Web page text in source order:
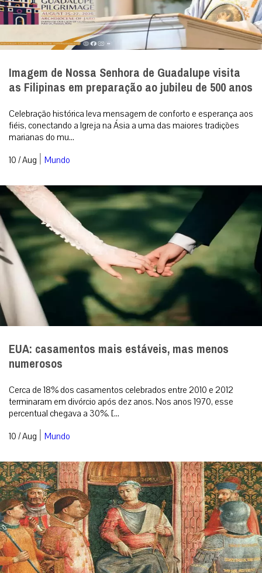
Imagem de Nossa Senhora de Guadalupe visita
as Filipinas em preparação ao jubileu de 500 anos
Celebração histórica leva mensagem de conforto e esperança aos
fiéis, conectando a Igreja na Ásia a uma das maiores tradições
marianas do mu...
10 / Aug | Mundo
EUA: casamentos mais estáveis, mas menos
numerosos
Cerca de 18% dos casamentos celebrados entre 2010 e 2012
terminaram em divórcio após dez anos. Nos anos 1970, esse
percentual chegava a 30%. [...
10 / Aug | Mundo